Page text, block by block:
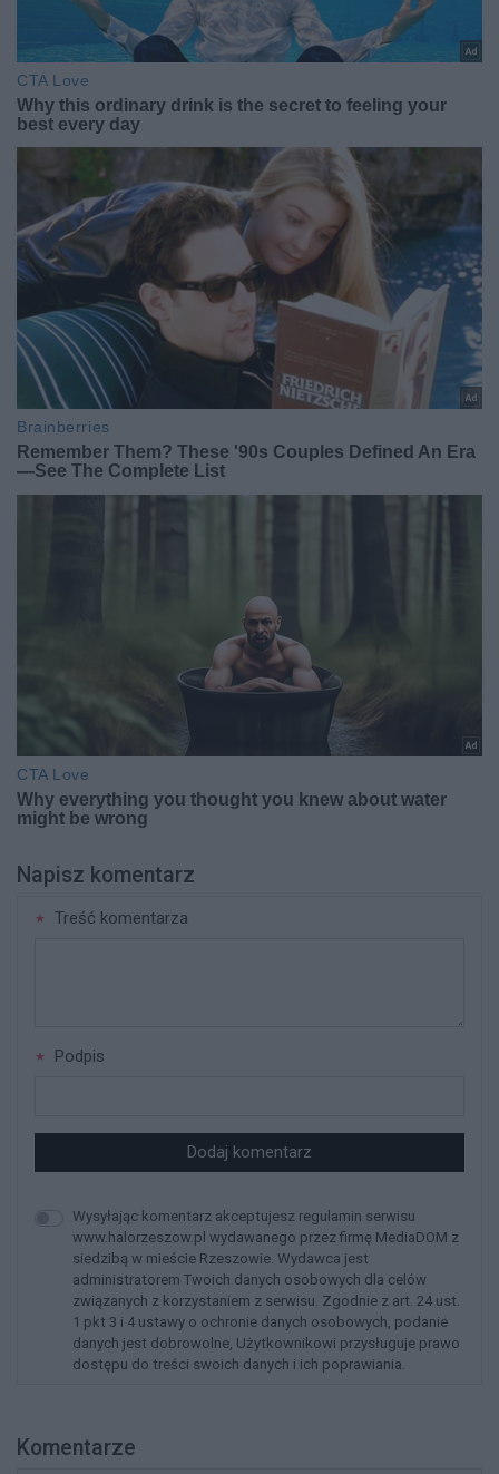
Napisz komentarz
Treść komentarza
Podpis
Dodaj komentarz
Wysyłając komentarz akceptujesz regulamin serwisu
www.halorzeszow.pl wydawanego przez firmę MediaDOM z
siedzibą w mieście Rzeszowie. Wydawca jest
administratorem Twoich danych osobowych dla celów
związanych z korzystaniem z serwisu. Zgodnie z art. 24 ust.
1 pkt 3 i 4 ustawy o ochronie danych osobowych, podanie
danych jest dobrowolne, Użytkownikowi przysługuje prawo
dostępu do treści swoich danych i ich poprawiania.
Komentarze